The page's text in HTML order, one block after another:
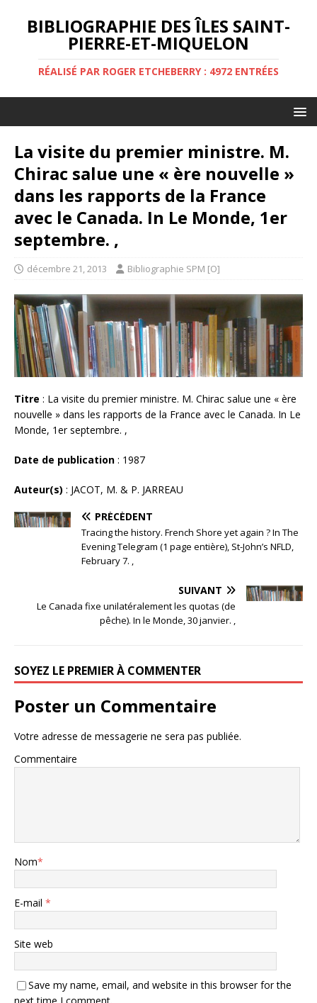
BIBLIOGRAPHIE DES ÎLES SAINT-
PIERRE-ET-MIQUELON
RÉALISÉ PAR ROGER ETCHEBERRY : 4972 ENTRÉES
La visite du premier ministre. M.
Chirac salue une « ère nouvelle »
dans les rapports de la France
avec le Canada. In Le Monde, 1er
septembre. ,
décembre 21, 2013 Bibliographie SPM [O]
Titre : La visite du premier ministre. M. Chirac salue une « ère
nouvelle » dans les rapports de la France avec le Canada. In Le
Monde, 1er septembre. ,
Date de publication : 1987
Auteur(s) : JACOT, M. & P. JARREAU
PRÉCÉDENT
Tracing the history. French Shore yet again ? In The
Evening Telegram (1 page entière), St-John’s NFLD,
February 7. ,
SUIVANT
Le Canada fixe unilatéralement les quotas (de
pêche). In le Monde, 30 janvier. ,
SOYEZ LE PREMIER À COMMENTER
Poster un Commentaire
Votre adresse de messagerie ne sera pas publiée.
Commentaire
Nom*
E-mail *
Site web
Save my name, email, and website in this browser for the
next time I comment.